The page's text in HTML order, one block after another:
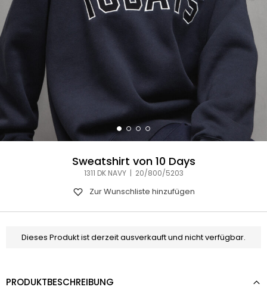
Sweatshirt von 10 Days
1311 DK NAVY | 20/800/5203
Zur Wunschliste hinzufügen
Dieses Produkt ist derzeit ausverkauft und nicht verfügbar.
PRODUKTBESCHREIBUNG